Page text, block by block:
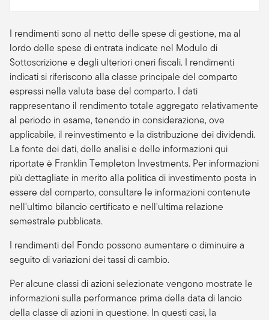
I rendimenti sono al netto delle spese di gestione, ma al
lordo delle spese di entrata indicate nel Modulo di
Sottoscrizione e degli ulteriori oneri fiscali. I rendimenti
indicati si riferiscono alla classe principale del comparto
espressi nella valuta base del comparto. I dati
rappresentano il rendimento totale aggregato relativamente
al periodo in esame, tenendo in considerazione, ove
applicabile, il reinvestimento e la distribuzione dei dividendi.
La fonte dei dati, delle analisi e delle informazioni qui
riportate è Franklin Templeton Investments. Per informazioni
più dettagliate in merito alla politica di investimento posta in
essere dal comparto, consultare le informazioni contenute
nell'ultimo bilancio certificato e nell'ultima relazione
semestrale pubblicata.
I rendimenti del Fondo possono aumentare o diminuire a
seguito di variazioni dei tassi di cambio.
Per alcune classi di azioni selezionate vengono mostrate le
informazioni sulla performance prima della data di lancio
della classe di azioni in questione. In questi casi, la